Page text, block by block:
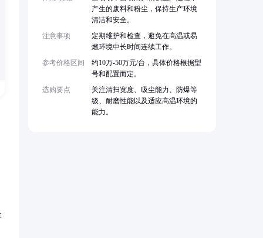
产生的废料和粉尘，保持生产环境
清洁和安全。
注意事项
定期维护和检查，避免在高温或易
燃环境中长时间连续工作。
参考价格区间
约10万-50万元/台，具体价格根据型
号和配置而定。
选购要点
关注清扫宽度、吸尘能力、防爆等
级、耐磨性能以及适应高温环境的
能力。